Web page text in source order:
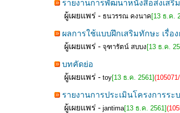
รายงานการพัฒนาหนังสือส่งเสริ
ผู้เผยแพร่ - ธนวรรณ คงนาค [13 ธ.ค.
ผลการใช้แบบฝึกเสริมทักษะ เรื่
ผู้เผยแพร่ - จุฑารัตน์ สบบง [13 ธ.ค.
บทคัดย่อ
ผู้เผยแพร่ - toy[13 ธ.ค. 2561]
รายงานการประเมินโครงการร
ผู้เผยแพร่ - jantima[13 ธ.ค. 2561]